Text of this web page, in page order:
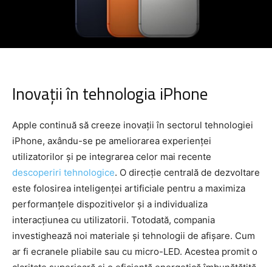
Inovații în tehnologia iPhone
Apple continuă să creeze inovații în sectorul tehnologiei
iPhone, axându-se pe ameliorarea experienței
utilizatorilor și pe integrarea celor mai recente
descoperiri tehnologice. O direcție centrală de dezvoltare
este folosirea inteligenței artificiale pentru a maximiza
performanțele dispozitivelor și a individualiza
interacțiunea cu utilizatorii. Totodată, compania
investighează noi materiale și tehnologii de afișare. Cum
ar fi ecranele pliabile sau cu micro-LED. Acestea promit o